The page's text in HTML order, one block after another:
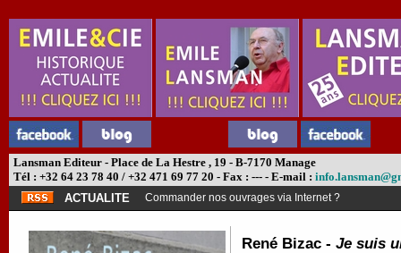
Lansman Editeur - Place de La Hestre , 19 - B-7170 Manage
Tél : +32 64 23 78 40 / +32 471 69 77 20 - Fax : --- - E-mail :
ACTUALITE
Commander nos ouvrages via Internet ?
René Bizac - Je suis